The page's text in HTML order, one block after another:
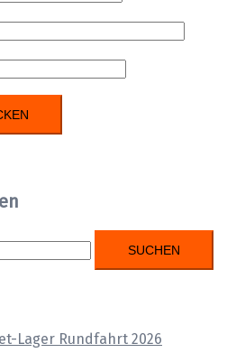
Lager Rundfahrt 2026